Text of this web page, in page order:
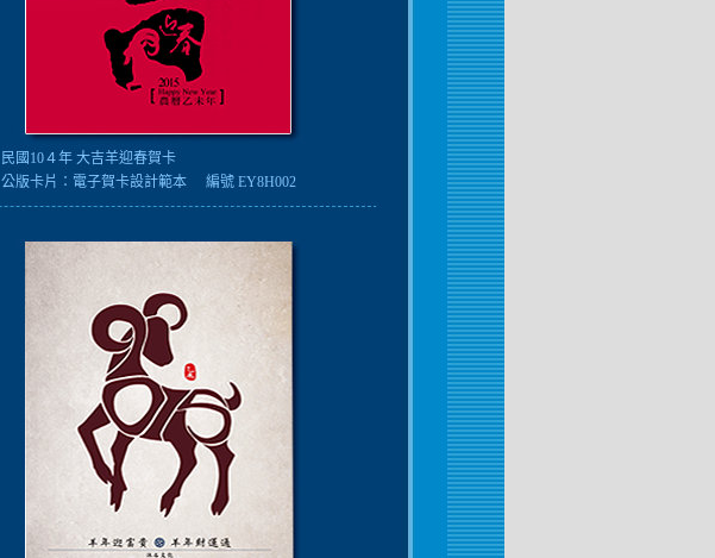
民國10４年 大吉羊迎春賀卡
公版卡片： 電子賀卡設計範本 編號 EY8H002